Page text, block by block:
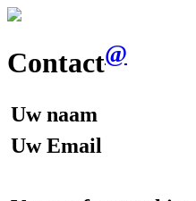
Contact@
Uw naam
Uw Email